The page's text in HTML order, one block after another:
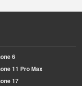
6
11 Pro Max
17